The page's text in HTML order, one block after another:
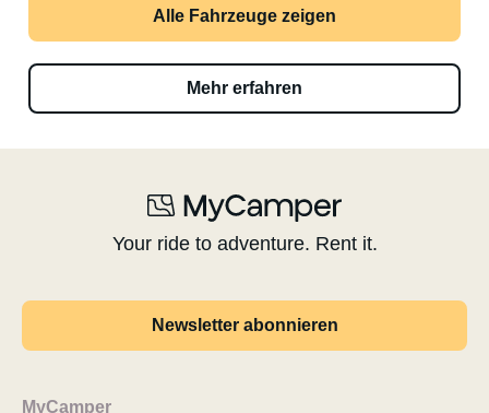
Alle Fahrzeuge zeigen
Mehr erfahren
Your ride to adventure. Rent it.
Newsletter abonnieren
MyCamper